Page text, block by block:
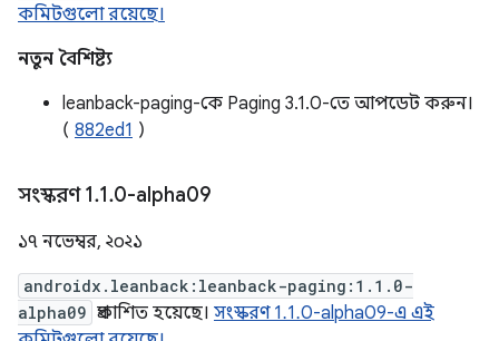
কমিটগুলো রয়েছে।
নতুন বৈশিষ্ট্য
leanback-paging-কে Paging 3.1.0-তে আপডেট করুন।
( 882ed1 )
সংস্করণ 1.1.0-alpha09
১৭ নভেম্বর, ২০২১
androidx.leanback:leanback-paging:1.1.0-
alpha09 প্রকাশিত হয়েছে। সংস্করণ 1.1.0-alpha09-এ এই